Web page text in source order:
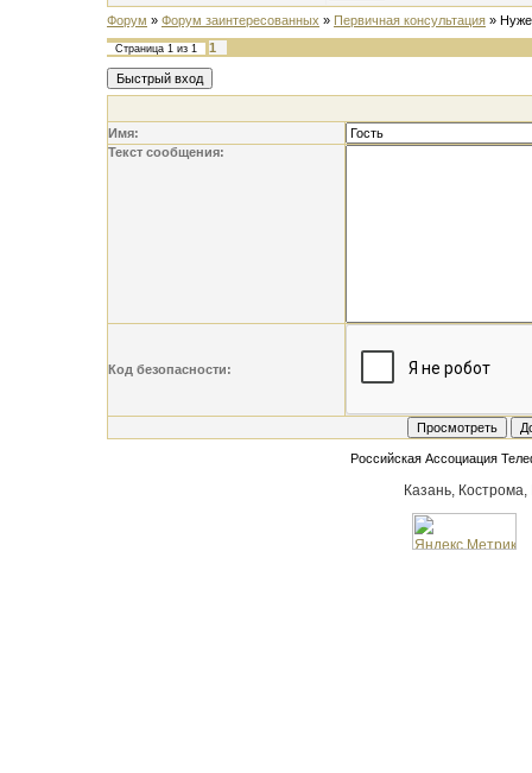
Форум » Форум заинтересованных » Первичная консультация »
Страница 1 из 1 1
Имя:
Текст сообщения:
Код безопасности:
Российская Ассоциация
Казань,